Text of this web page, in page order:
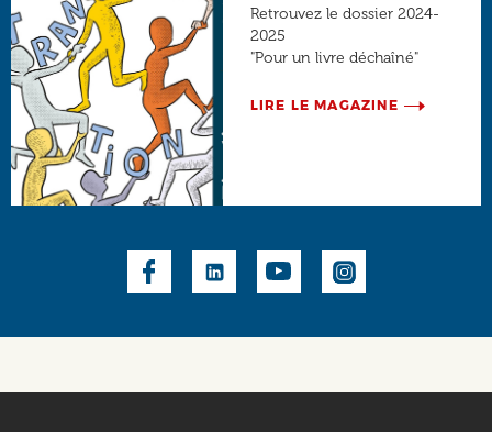
Retrouvez le dossier 2024-
2025
"Pour un livre déchaîné"
LIRE LE MAGAZINE